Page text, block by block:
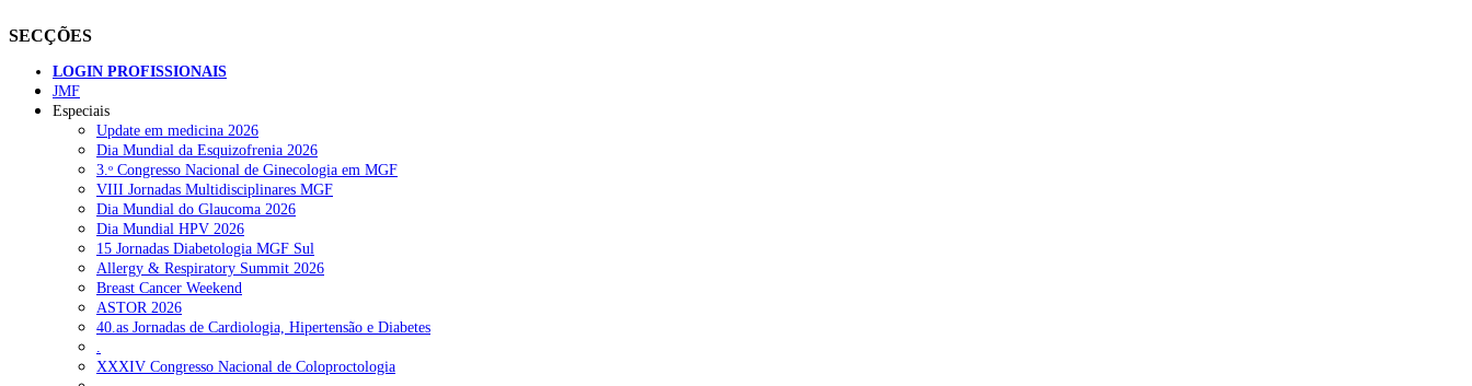
SECÇÕES
LOGIN PROFISSIONAIS
JMF
Especiais
Update em medicina 2026
Dia Mundial da Esquizofrenia 2026
3.ᵒ Congresso Nacional de Ginecologia em MGF
VIII Jornadas Multidisciplinares MGF
Dia Mundial do Glaucoma 2026
Dia Mundial HPV 2026
15 Jornadas Diabetologia MGF Sul
Allergy & Respiratory Summit 2026
Breast Cancer Weekend
ASTOR 2026
40.as Jornadas de Cardiologia, Hipertensão e Diabetes
XXXIV Congresso Nacional de Coloproctologia